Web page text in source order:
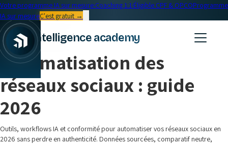
Votre programme IA sur mesure·Coaching 1:1·Éligible CPF & OPCOProgramme
IA sur mesureC'est gratuit →
intelligence academy
← Blog
Formation IA• 19 min read
Automatisation des
réseaux sociaux : guide
2026
Outils, workflows IA et conformité pour automatiser vos réseaux sociaux en
2026 sans perdre en authenticité. Données sourcées, comparatif neutre,